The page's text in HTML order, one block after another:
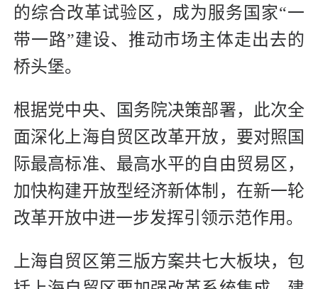
的综合改革试验区，成为服务国家“一
带一路”建设、推动市场主体走出去的
桥头堡。
根据党中央、国务院决策部署，此次全
面深化上海自贸区改革开放，要对照国
际最高标准、最高水平的自由贸易区，
加快构建开放型经济新体制，在新一轮
改革开放中进一步发挥引领示范作用。
上海自贸区第三版方案共七大板块，包